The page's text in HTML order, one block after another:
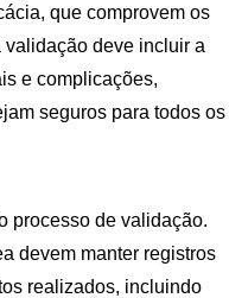
que comprovem os
validação deve incluir a
e complicações,
seguros para todos os
processo de validação.
devem manter registros
realizados, incluindo